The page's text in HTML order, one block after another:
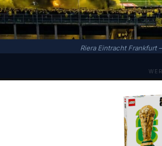
Riera Eintracht Frankfurt